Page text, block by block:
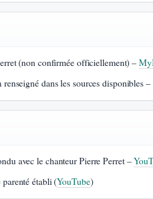
(non confirmée officiellement) –
dans les sources disponibles –
avec le chanteur Pierre Perret –
établi (YouTube)